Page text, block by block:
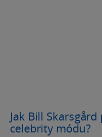
Jak Bill
celebrity módu?